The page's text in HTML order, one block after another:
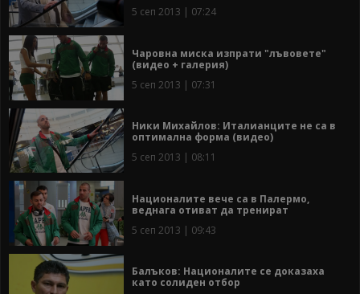
5 сеп 2013 | 07:24
Чаровна миска изпрати "лъвовете"
(видео + галерия)
5 сеп 2013 | 07:31
Ники Михайлов: Италианците не са в
оптимална форма (видео)
5 сеп 2013 | 08:11
Националите вече са в Палермо,
веднага отиват да тренират
5 сеп 2013 | 09:43
Балъков: Националите се доказаха
като солиден отбор